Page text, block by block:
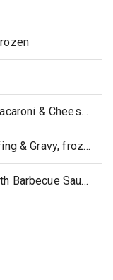
Buffalo Style Chicken Strips, with Macaroni & Cheese, frozen
Turkey Breast Medallions, with Stuffing & Gravy, frozen
Boneless Pork Rib Shaped Patty, with Barbecue Sauce, frozen